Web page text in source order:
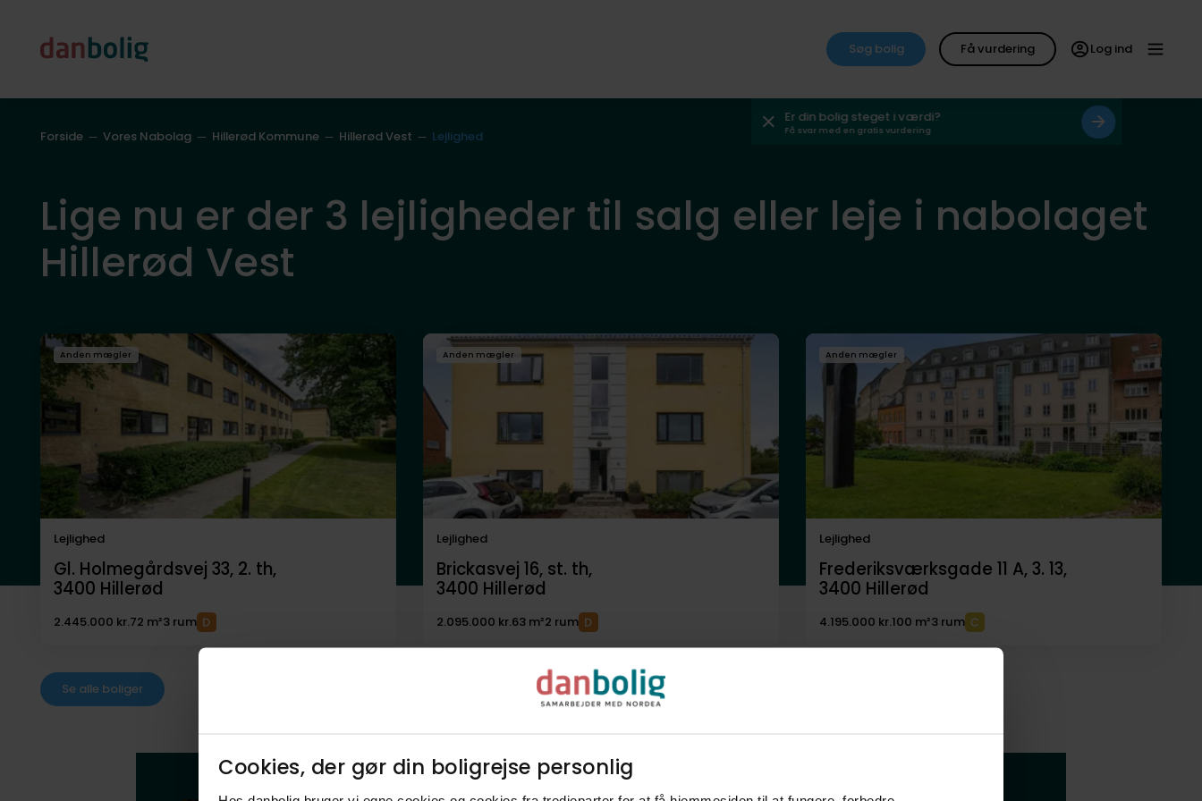
Cookies, der gør din boligrejse personlig​
Søg bolig Få vurdering Log ind
Er din bolig steget i værdi?
Få svar med en gratis vurdering
Forside Vores Nabolag Hillerød Kommune Hillerød Vest Lejlighed
Lige nu er der 3 lejligheder til salg eller leje i nabolaget
Hillerød Vest
Anden mægler
Lejlighed
Gl. Holmegårdsvej 33, 2. th,
3400 Hillerød
2.445.000 kr.72 m²3 rum
Anden mægler
Lejlighed
Brickasvej 16, st. th,
3400 Hillerød
2.095.000 kr.63 m²2 rum
Anden mægler
Lejlighed
Frederiksværksgade 11 A, 3. 13,
3400 Hillerød
4.195.000 kr.100 m²3 rum
Se alle boliger